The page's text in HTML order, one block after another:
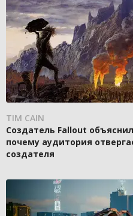
TIM CAIN
Создатель Fallout
почему аудитория
создателя